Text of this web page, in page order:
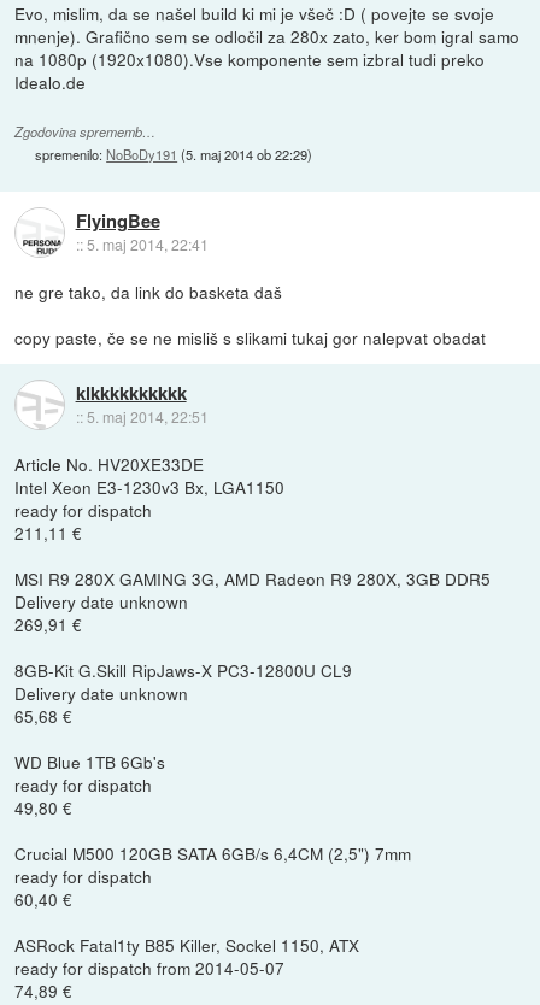
Evo, mislim, da se našel build ki mi je všeč :D ( povejte se svoje
mnenje). Grafično sem se odločil za 280x zato, ker bom igral samo
na 1080p (1920x1080).Vse komponente sem izbral tudi preko
Idealo.de
Zgodovina sprememb…
spremenilo:NoBoDy191 (5. maj 2014 ob 22:29)
FlyingBee
::5. maj 2014, 22:41
ne gre tako, da link do basketa daš
copy paste, če se ne misliš s slikami tukaj gor nalepvat obadat
klkkkkkkkkkk
:: 5. maj 2014, 22:51
Article No. HV20XE33DE
Intel Xeon E3-1230v3 Bx, LGA1150
ready for dispatch
211,11 €
MSI R9 280X GAMING 3G, AMD Radeon R9 280X, 3GB DDR5
Delivery date unknown
269,91 €
8GB-Kit G.Skill RipJaws-X PC3-12800U CL9
Delivery date unknown
65,68 €
WD Blue 1TB 6Gb's
ready for dispatch
49,80 €
Crucial M500 120GB SATA 6GB/s 6,4CM (2,5") 7mm
ready for dispatch
60,40 €
ASRock Fatal1ty B85 Killer, Sockel 1150, ATX
ready for dispatch from 2014-05-07
74,89 €